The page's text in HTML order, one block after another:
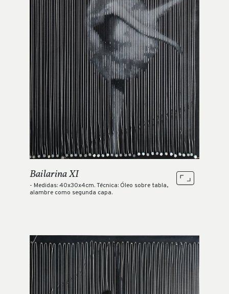
Bailarina XI
- Medidas: 40x30x4cm. Técnica: Óleo sobre tabla,
alambre como segunda capa.